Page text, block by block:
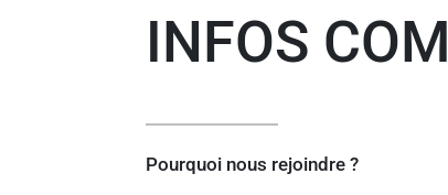
INFOS
Pourquoi nous rejoindre ?